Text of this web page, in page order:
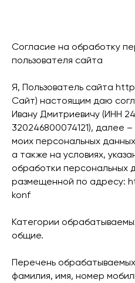
Согласие на обработку
пользователя сайта
Я, Пользователь сайта
Сайт) настоящим даю
Ивану Дмитриевичу (ИНН
320246800074121), далее
моих персональных
а также на условиях,
обработки персональных
размещенной по
konf
Категории
общие.
Перечень
фамилия, имя, номер